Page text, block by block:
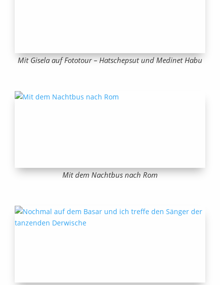
Mit Gisela auf Fototour – Hatschepsut und Medinet Habu
Mit dem Nachtbus nach Rom